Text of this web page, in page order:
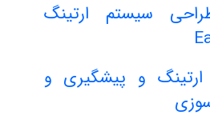
سیستم ارتینگ
ارتینگ و پیشگیری و